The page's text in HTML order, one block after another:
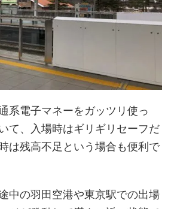
系電子マネーをガッツリ使っ
て、入場時はギリギリセーフだ
は残高不足という場合も便利で
中の羽田空港や東京駅での出場